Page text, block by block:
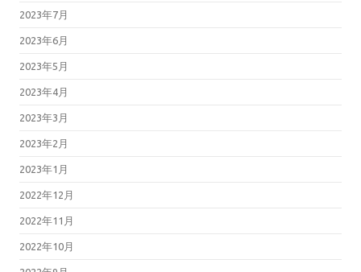
2023年7月
2023年6月
2023年5月
2023年4月
2023年3月
2023年2月
2023年1月
2022年12月
2022年11月
2022年10月